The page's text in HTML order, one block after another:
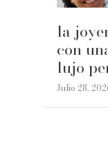
la
con
lujo
Julio 28,